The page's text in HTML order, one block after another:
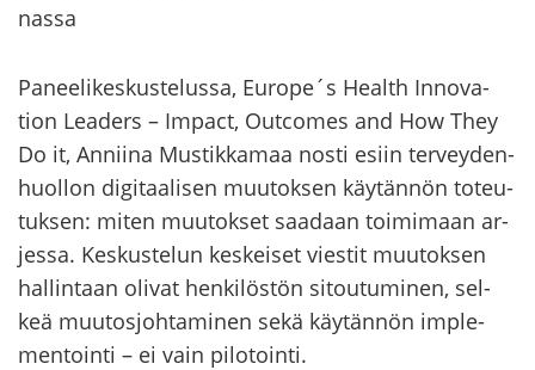
nas­sa
Pa­nee­li­kes­kus­te­lus­sa, Eu­ro­pe´s Health In­no­va­
tion Lea­ders – Im­pact, Outco­mes and How They
Do it, An­nii­na Mus­tik­ka­maa nosti esiin ter­vey­den­
huol­lon di­gi­taa­li­sen muu­tok­sen käy­tän­nön to­teu­
tuk­sen: miten muu­tok­set saa­daan toi­mi­maan ar­
jes­sa. Kes­kus­te­lun kes­kei­set vies­tit muu­tok­sen
hal­lin­taan oli­vat hen­ki­lös­tön si­tou­tu­mi­nen, sel­
keä muu­tos­joh­ta­mi­nen sekä käy­tän­nön imple­
men­toin­ti – ei vain pi­lo­toin­ti.